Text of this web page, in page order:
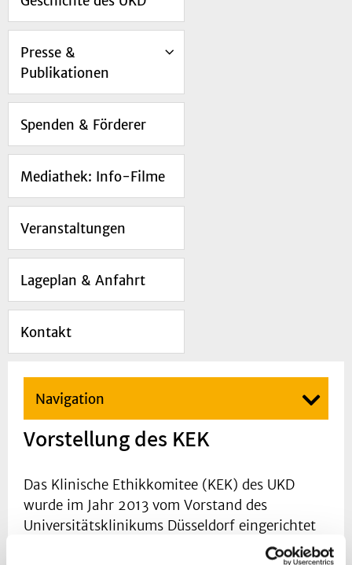
Presse &
Publikationen
Spenden & Förderer
Mediathek: Info-Filme
Veranstaltungen
Lageplan & Anfahrt
Kontakt
Navigation
Vorstellung des KEK
Das Klinische Ethikkomitee (KEK) des UKD
wurde im Jahr 2013 vom Vorstand des
Universitätsklinikums Düsseldorf eingerichtet
und löste den bis dahin bestehenden Ethikrat